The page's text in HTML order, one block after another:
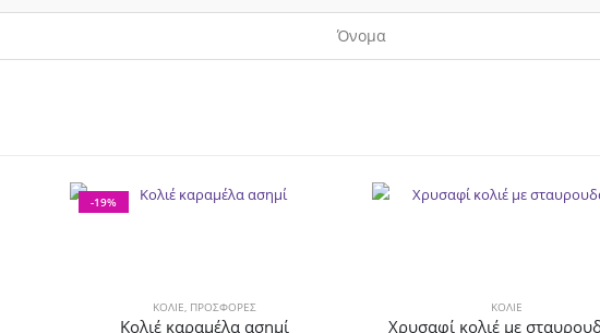
Όνομα
-19%
ΚΟΛΙΈ, ΠΡΟΣΦΟΡΕΣ
Κολιέ καραμέλα ασημί
ΚΟΛΙΈ
Χρυσαφί κολιέ με